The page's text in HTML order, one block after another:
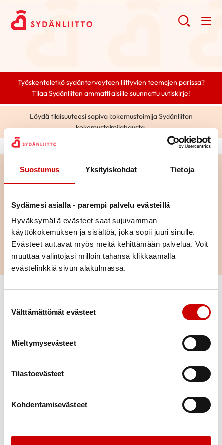
Suostumus Yksityiskohdat Tietoja
Sydämesi asialla - parempi palvelu evästeillä
Hyväksymällä evästeet saat sujuvamman
käyttökokemuksen ja sisältöä, joka sopii juuri sinulle.
Evästeet auttavat myös meitä kehittämään palvelua. Voit
muuttaa valintojasi milloin tahansa klikkaamalla
evästelinkkiä sivun alakulmassa.
Välttämättömät evästeet
Mieltymysevästeet
Tilastoevästeet
Kohdentamisevästeet
Työskenteletkö sydänterveyteen liittyvien teemojen parissa?
Tilaa Sydänliiton ammattilaisille suunnattu uutiskirje!
Löydä tilaisuuteesi sopiva kokemustoimija Sydänliiton
kokemustoimijahausta.
Haku
Sydäntietoa
Ravitsemus
Asiakkaan motivointi